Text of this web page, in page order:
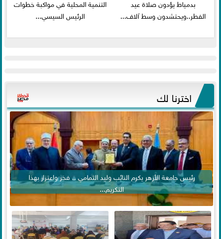
بدمياط يؤدون صلاة عيد
الفطر..ويحتشدون وسط آلاف...
التنمية المحلية في مواكبة خطوات
الرئيس السيسي...
اخترنا لك
رئيس جامعة الأزهر يكرم النائب وليد التمامي .. فخر واعتزاز بهذا
التكريم...